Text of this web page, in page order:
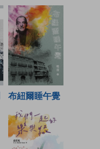
布紐爾睡午覺